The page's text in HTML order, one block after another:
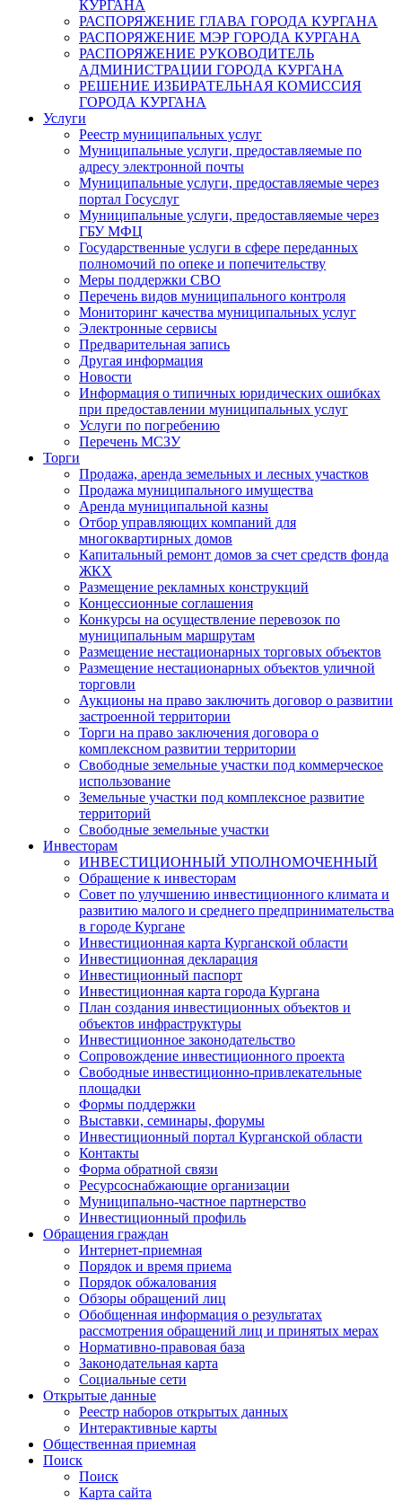
КУРГАНА
РАСПОРЯЖЕНИЕ ГЛАВА ГОРОДА КУРГАНА
РАСПОРЯЖЕНИЕ МЭР ГОРОДА КУРГАНА
РАСПОРЯЖЕНИЕ РУКОВОДИТЕЛЬ
АДМИНИСТРАЦИИ ГОРОДА КУРГАНА
РЕШЕНИЕ ИЗБИРАТЕЛЬНАЯ КОМИССИЯ
ГОРОДА КУРГАНА
Услуги
Реестр муниципальных услуг
Муниципальные услуги, предоставляемые по
адресу электронной почты
Муниципальные услуги, предоставляемые через
портал Госуслуг
Муниципальные услуги, предоставляемые через
ГБУ МФЦ
Государственные услуги в сфере переданных
полномочий по опеке и попечительству
Меры поддержки СВО
Перечень видов муниципального контроля
Мониторинг качества муниципальных услуг
Электронные сервисы
Предварительная запись
Другая информация
Новости
Информация о типичных юридических ошибках
при предоставлении муниципальных услуг
Услуги по погребению
Перечень МСЗУ
Торги
Продажа, аренда земельных и лесных участков
Продажа муниципального имущества
Аренда муниципальной казны
Отбор управляющих компаний для
многоквартирных домов
Капитальный ремонт домов за счет средств фонда
ЖКХ
Размещение рекламных конструкций
Концессионные соглашения
Конкурсы на осуществление перевозок по
муниципальным маршрутам
Размещение нестационарных торговых объектов
Размещение нестационарных объектов уличной
торговли
Аукционы на право заключить договор о развитии
застроенной территории
Торги на право заключения договора о
комплексном развитии территории
Свободные земельные участки под коммерческое
использование
Земельные участки под комплексное развитие
территорий
Свободные земельные участки
Инвесторам
ИНВЕСТИЦИОННЫЙ УПОЛНОМОЧЕННЫЙ
Обращение к инвесторам
Совет по улучшению инвестиционного климата и
развитию малого и среднего предпринимательства
в городе Кургане
Инвестиционная карта Курганской области
Инвестиционная декларация
Инвестиционный паспорт
Инвестиционная карта города Кургана
План создания инвестиционных объектов и
объектов инфраструктуры
Инвестиционное законодательство
Сопровождение инвестиционного проекта
Свободные инвестиционно-привлекательные
площадки
Формы поддержки
Выставки, семинары, форумы
Инвестиционный портал Курганской области
Контакты
Форма обратной связи
Ресурсоснабжающие организации
Муниципально-частное партнерство
Инвестиционный профиль
Обращения граждан
Интернет-приемная
Порядок и время приема
Порядок обжалования
Обзоры обращений лиц
Обобщенная информация о результатах
рассмотрения обращений лиц и принятых мерах
Нормативно-правовая база
Законодательная карта
Социальные сети
Открытые данные
Реестр наборов открытых данных
Интерактивные карты
Общественная приемная
Поиск
Поиск
Карта сайта